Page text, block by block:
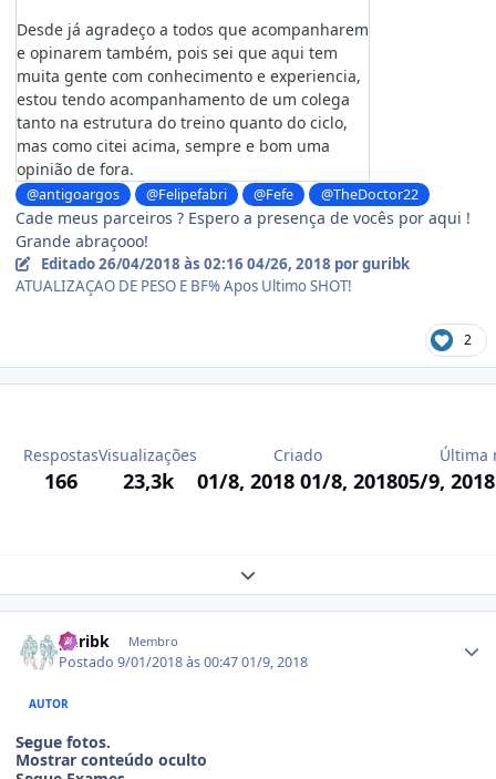
Desde já agradeço a todos que acompanharem
e opinarem também, pois sei que aqui tem
muita gente com conhecimento e experiencia,
estou tendo acompanhamento de um colega
tanto na estrutura do treino quanto do ciclo,
mas como citei acima, sempre e bom uma
opinião de fora.
@antigoargos @Felipefabri @Fefe @TheDoctor22
Cade meus parceiros ? Espero a presença de vocês por aqui !
Grande abraçooo!
Editado26/04/2018 às 02:16 04/26, 2018 por guribk
ATUALIZAÇAO DE PESO E BF% Apos Ultimo SHOT!
2
Respostas
166
Visualizações
23,3k
Criado
01/8, 2018 01/8, 2018
Última
05/9,
Expand topic overview
guribk Membro
Postado9/01/2018 às 00:4701/9, 2018
AUTOR
Segue fotos.
Mostrar conteúdo oculto